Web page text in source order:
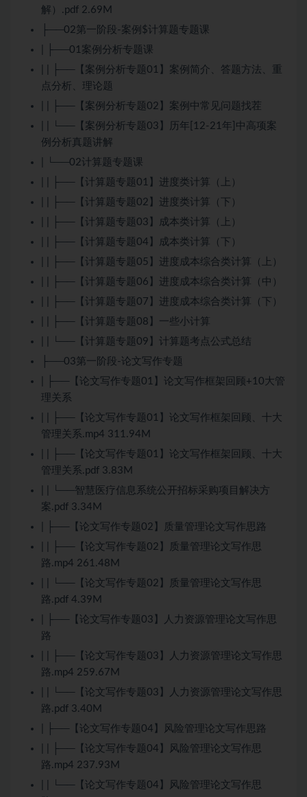
解）.pdf 2.69M
├──02第一阶段-案例$计算题专题课
| ├──01案例分析专题课
| | ├──【案例分析专题01】案例简介、答题方法、重
点分析、理论题
| | ├──【案例分析专题02】案例中常见问题找茬
| | └──【案例分析专题03】历年[12-21年]中高项案
例分析真题讲解
| └──02计算题专题课
| | ├──【计算题专题01】进度类计算（上）
| | ├──【计算题专题02】进度类计算（下）
| | ├──【计算题专题03】成本类计算（上）
| | ├──【计算题专题04】成本类计算（下）
| | ├──【计算题专题05】进度成本综合类计算（上）
| | ├──【计算题专题06】进度成本综合类计算（中）
| | ├──【计算题专题07】进度成本综合类计算（下）
| | ├──【计算题专题08】一些小计算
| | └──【计算题专题09】计算题考点公式总结
├──03第一阶段-论文写作专题
| ├──【论文写作专题01】论文写作框架回顾+10大管
理关系
| | ├──【论文写作专题01】论文写作框架回顾、十大
管理关系.mp4 311.94M
| | ├──【论文写作专题01】论文写作框架回顾、十大
管理关系.pdf 3.83M
| | └──智慧医疗信息系统公开招标采购项目解决方
案.pdf 3.34M
| ├──【论文写作专题02】质量管理论文写作思路
| | ├──【论文写作专题02】质量管理论文写作思
路.mp4 261.48M
| | └──【论文写作专题02】质量管理论文写作思
路.pdf 4.39M
| ├──【论文写作专题03】人力资源管理论文写作思
路
| | ├──【论文写作专题03】人力资源管理论文写作思
路.mp4 259.67M
| | └──【论文写作专题03】人力资源管理论文写作思
路.pdf 3.40M
| ├──【论文写作专题04】风险管理论文写作思路
| | ├──【论文写作专题04】风险管理论文写作思
路.mp4 237.93M
| | └──【论文写作专题04】风险管理论文写作思